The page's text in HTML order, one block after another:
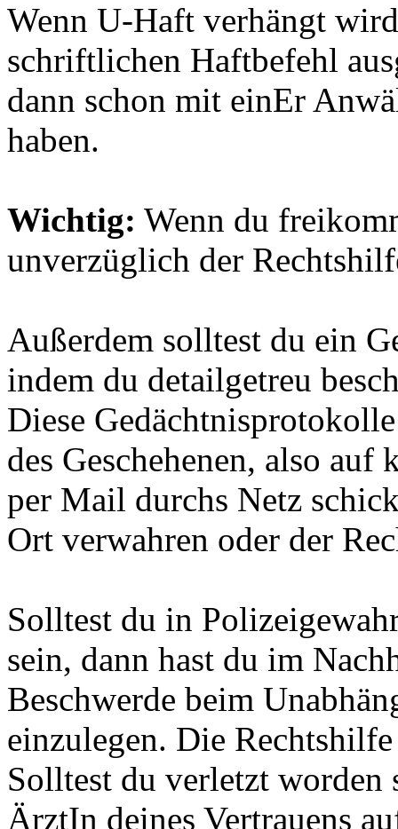
Wenn U-Haft verhängt
schriftlichen Haftbefehl
dann schon mit einEr
haben.
Wichtig: Wenn du
unverzüglich der
Außerdem solltest du ein
indem du detailgetreu
Diese
des Geschehenen, also
per Mail durchs Netz
Ort verwahren oder der
Solltest du in
sein, dann hast du im
Beschwerde beim
einzulegen. Die
Solltest du verletzt worden
ÄrztIn deines Vertrauens